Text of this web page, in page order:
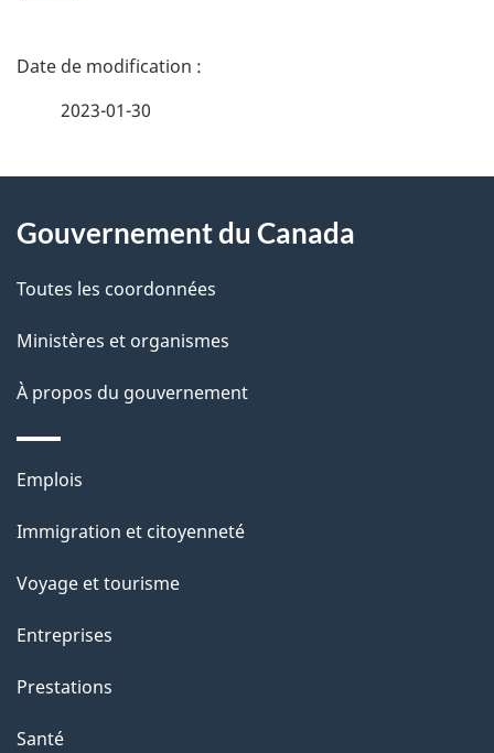
D
i
l
s
d
e
l
a
p
a
g
e
2023-01-30
propos
de
ce
site
Gouvernement du Canada
Toutes les coordonnées
Ministères et organismes
À propos du gouvernement
Thèmes
sujets
Emplois
Immigration et citoyenneté
Voyage et tourisme
Entreprises
Prestations
Santé